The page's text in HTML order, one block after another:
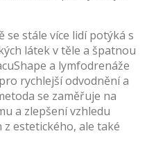
se stále více lidí potýká s
látek v těle a špatnou
a lymfodrenáže
rychlejší odvodnění a
se zaměřuje na
a zlepšení vzhledu
z estetického, ale také